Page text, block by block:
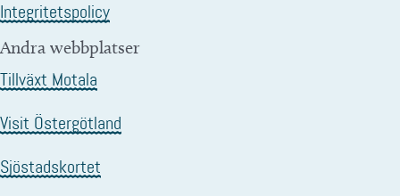
Integritetspolicy
Andra webbplatser
Tillväxt Motala
Visit Östergötland
Sjöstadskortet